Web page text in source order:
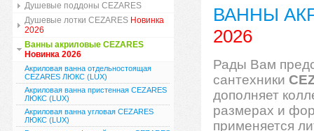
Душевые поддоны CEZARES
Душевые лотки CEZARES Новинка
2026
Ванны акриловые CEZARES
Новинка 2026
Акриловая ванна отдельностоящая
CEZARES ЛЮКС (LUX)
Акриловая ванна пристенная CEZARES
ЛЮКС (LUX)
Акриловая ванна угловая CEZARES
ЛЮКС (LUX)
ВАННЫ
2026
Рады Вам
сантехники
дополняет
размерах и
применяется